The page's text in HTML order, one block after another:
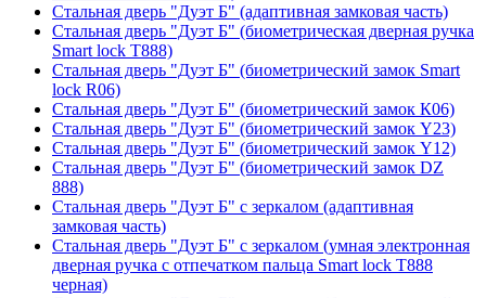
Стальная дверь "Дуэт Б" (адаптивная замковая часть)
Стальная дверь "Дуэт Б" (биометрическая дверная ручка
Smart lock T888)
Стальная дверь "Дуэт Б" (биометрический замок Smart
lock R06)
Стальная дверь "Дуэт Б" (биометрический замок К06)
Стальная дверь "Дуэт Б" (биометрический замок Y23)
Стальная дверь "Дуэт Б" (биометрический замок Y12)
Стальная дверь "Дуэт Б" (биометрический замок DZ
888)
Стальная дверь "Дуэт Б" с зеркалом (адаптивная
замковая часть)
Стальная дверь "Дуэт Б" с зеркалом (умная электронная
дверная ручка с отпечатком пальца Smart lock T888
черная)